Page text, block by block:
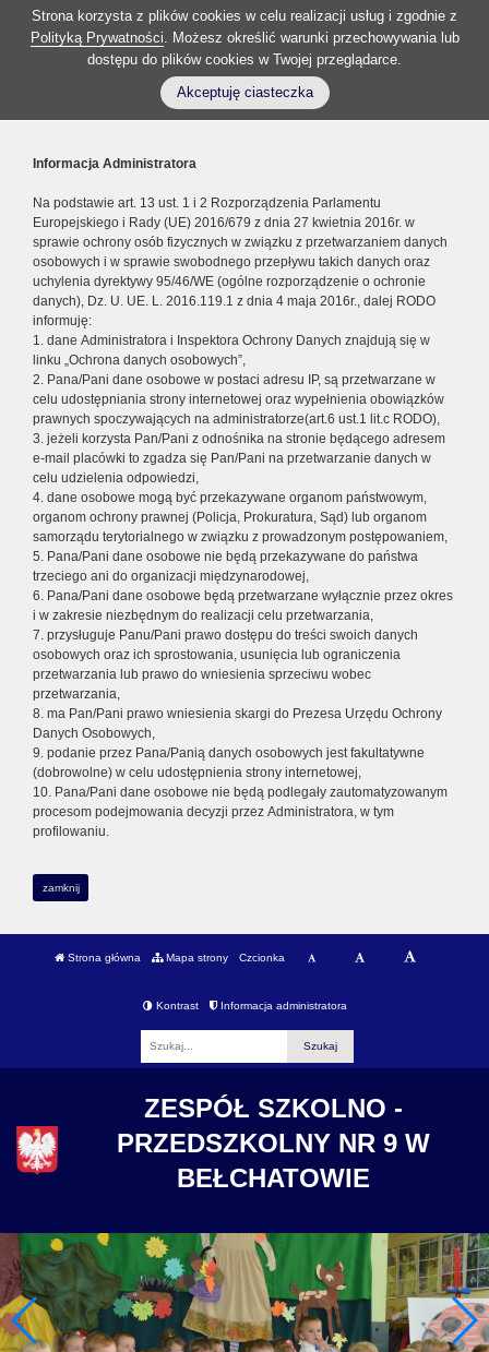
Strona korzysta z plików cookies w celu realizacji usług i zgodnie z
Polityką Prywatności. Możesz określić warunki przechowywania lub
dostępu do plików cookies w Twojej przeglądarce.
Akceptuję ciasteczka
Informacja Administratora
Na podstawie art. 13 ust. 1 i 2 Rozporządzenia Parlamentu
Europejskiego i Rady (UE) 2016/679 z dnia 27 kwietnia 2016r. w
sprawie ochrony osób fizycznych w związku z przetwarzaniem danych
osobowych i w sprawie swobodnego przepływu takich danych oraz
uchylenia dyrektywy 95/46/WE (ogólne rozporządzenie o ochronie
danych), Dz. U. UE. L. 2016.119.1 z dnia 4 maja 2016r., dalej RODO
informuję:
1. dane Administratora i Inspektora Ochrony Danych znajdują się w
linku „Ochrona danych osobowych”,
2. Pana/Pani dane osobowe w postaci adresu IP, są przetwarzane w
celu udostępniania strony internetowej oraz wypełnienia obowiązków
prawnych spoczywających na administratorze(art.6 ust.1 lit.c RODO),
3. jeżeli korzysta Pan/Pani z odnośnika na stronie będącego adresem
e-mail placówki to zgadza się Pan/Pani na przetwarzanie danych w
celu udzielenia odpowiedzi,
4. dane osobowe mogą być przekazywane organom państwowym,
organom ochrony prawnej (Policja, Prokuratura, Sąd) lub organom
samorządu terytorialnego w związku z prowadzonym postępowaniem,
5. Pana/Pani dane osobowe nie będą przekazywane do państwa
trzeciego ani do organizacji międzynarodowej,
6. Pana/Pani dane osobowe będą przetwarzane wyłącznie przez okres
i w zakresie niezbędnym do realizacji celu przetwarzania,
7. przysługuje Panu/Pani prawo dostępu do treści swoich danych
osobowych oraz ich sprostowania, usunięcia lub ograniczenia
przetwarzania lub prawo do wniesienia sprzeciwu wobec
przetwarzania,
8. ma Pan/Pani prawo wniesienia skargi do Prezesa Urzędu Ochrony
Danych Osobowych,
9. podanie przez Pana/Panią danych osobowych jest fakultatywne
(dobrowolne) w celu udostępnienia strony internetowej,
10. Pana/Pani dane osobowe nie będą podlegały zautomatyzowanym
procesom podejmowania decyzji przez Administratora, w tym
profilowaniu.
zamknij
Strona główna Mapa strony Czcionka
Kontrast Informacja administratora
ZESPÓŁ SZKOLNO -
PRZEDSZKOLNY NR 9 W
BEŁCHATOWIE